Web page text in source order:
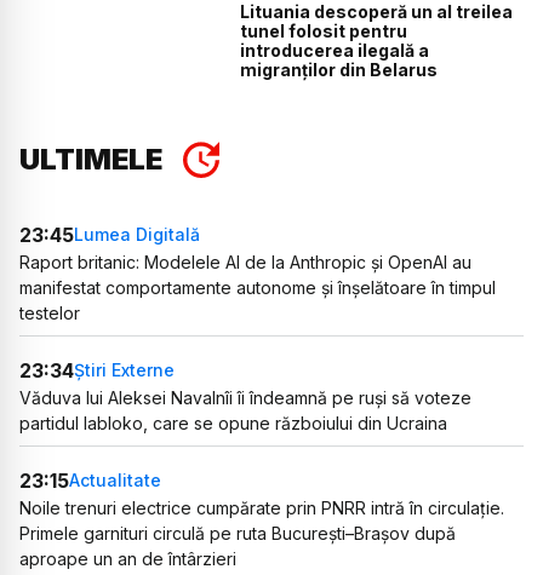
Lituania descoperă un al treilea
tunel folosit pentru
introducerea ilegală a
migranților din Belarus
ULTIMELE
23:45Lumea Digitală
Raport britanic: Modelele AI de la Anthropic și OpenAI au
manifestat comportamente autonome și înșelătoare în timpul
testelor
23:34Știri Externe
Văduva lui Aleksei Navalnîi îi îndeamnă pe ruși să voteze
partidul Iabloko, care se opune războiului din Ucraina
23:15Actualitate
Noile trenuri electrice cumpărate prin PNRR intră în circulație.
Primele garnituri circulă pe ruta București–Brașov după
aproape un an de întârzieri